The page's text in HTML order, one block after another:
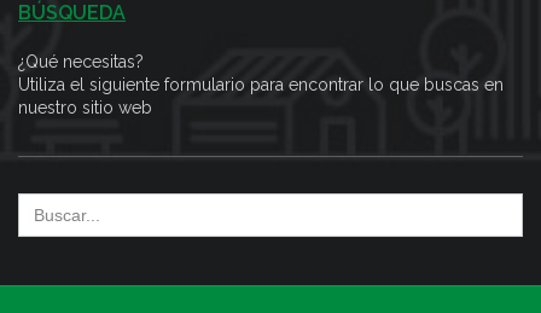
BÚSQUEDA
¿Qué necesitas?
Utiliza el siguiente formulario para encontrar lo que buscas en
nuestro sitio web
Search
for: